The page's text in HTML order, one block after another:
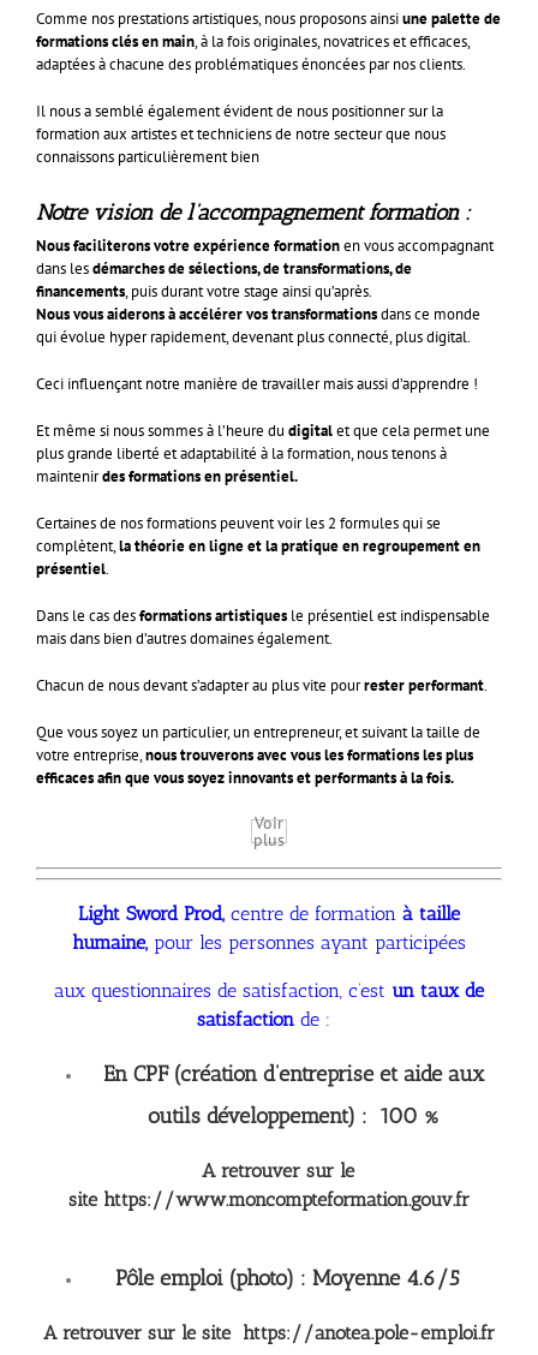
Comme nos prestations artistiques, nous proposons ainsiune palette de
formations clés en main, à la fois originales, novatrices et efficaces,
adaptées à chacune des problématiques énoncées par nos clients.
Il nous a semblé également évident de nous positionner sur la
formation aux artistes et techniciens de notre secteur que nous
connaissons particulièrement bien
Notre vision de l’accompagnement formation :
Nous faciliterons votre expérience formationen vous accompagnant
dans lesdémarches de sélections, de transformations, de
financements, puis durant votre stage ainsi qu’après.
Nous vous aiderons à accélérer vos transformationsdans ce monde
qui évolue hyper rapidement, devenant plus connecté, plus digital.
Ceci influençant notre manière de travailler mais aussi d’apprendre !
Et même si nous sommes à l’heure du digitalet que cela permet une
plus grande liberté et adaptabilité à la formation, nous tenons à
maintenirdes formations en présentiel.
Certaines de nos formations peuvent voir les 2 formules qui se
complètent,la théorie en ligne et la pratique en regroupement en
présentiel.
Dans le cas desformations artistiques le présentiel est indispensable
mais dans bien d’autres domaines également.
Chacun de nous devant s’adapter au plus vite pourrester performant.
Que vous soyez un particulier, un entrepreneur, et suivant la taille de
votre entreprise,nous trouverons avec vous les formations les plus
efficaces afin que vous soyez innovants et performants à la fois.
Voir
plus
Light Sword Prod, centre de formation à taille
humaine, pour les personnes ayant participées
aux questionnaires de satisfaction, c’est un taux de
satisfactionde :
En CPF (création d’entreprise et aide aux
outils développement) : 100 %
A retrouver sur le
site https://www.moncompteformation.gouv.fr
Pôle emploi (photo) : Moyenne 4.6/5
A retrouver sur le site https://anotea.pole-emploi.fr